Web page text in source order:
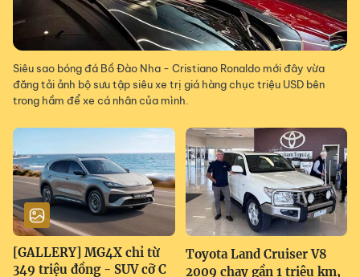
Siêu sao bóng đá Bồ Đào Nha - Cristiano Ronaldo mới đây vừa
đăng tải ảnh bộ sưu tập siêu xe trị giá hàng chục triệu USD bên
trong hầm để xe cá nhân của mình.
[GALLERY] MG4X chỉ từ
349 triệu đồng - SUV cỡ C
Toyota Land Cruiser V8
2009 chạy gần 1 triệu km,